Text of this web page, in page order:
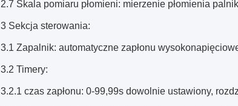
2.7 Skala pomiaru płomieni: mierzenie płomienia
3 Sekcja sterowania:
3.1 Zapalnik: automatyczne zapłonu
3.2 Timery:
3.2.1 czas zapłonu: 0-99,99s dowolnie ustawiony,